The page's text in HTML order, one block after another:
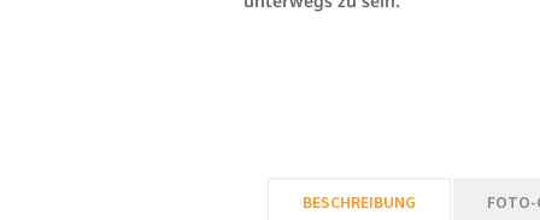
BESCHREIBUNG FOTO-